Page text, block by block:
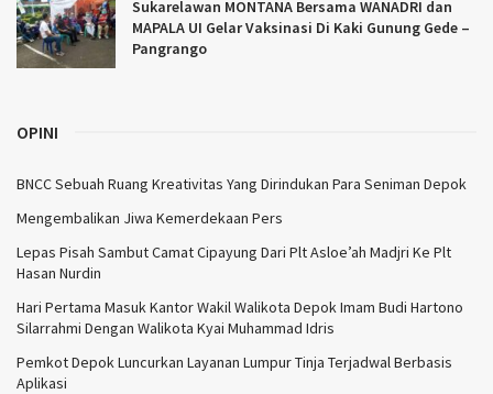
Sukarelawan MONTANA Bersama WANADRI dan
MAPALA UI Gelar Vaksinasi Di Kaki Gunung Gede –
Pangrango
OPINI
BNCC Sebuah Ruang Kreativitas Yang Dirindukan Para Seniman Depok
Mengembalikan Jiwa Kemerdekaan Pers
Lepas Pisah Sambut Camat Cipayung Dari Plt Asloe’ah Madjri Ke Plt
Hasan Nurdin
Hari Pertama Masuk Kantor Wakil Walikota Depok Imam Budi Hartono
Silarrahmi Dengan Walikota Kyai Muhammad Idris
Pemkot Depok Luncurkan Layanan Lumpur Tinja Terjadwal Berbasis
Aplikasi